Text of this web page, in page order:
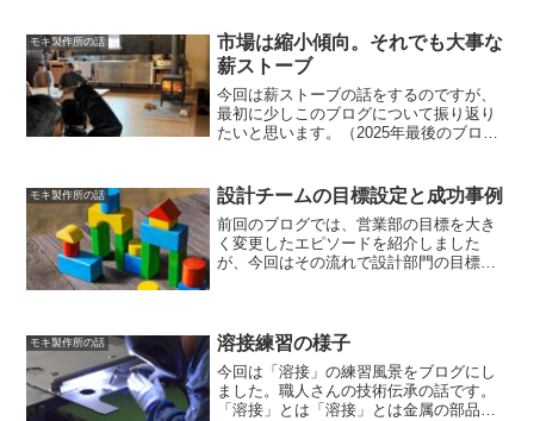
ーブ実演会では毎回なにかしらの振る舞
い（料理）に挑戦して...
モキ製作所の話
市場は縮小傾向。それでも大事な
薪ストーブ
今回は薪ストーブの話をするのですが、
最初に少しこのブログについて振り返り
たいと思います。（2025年最後のブログ
新頻度は下がりました。最近は月に1回は
更新することを意...
モキ製作所の話 設計チームの目標設定と成功事例
前回のブログでは、営業部の目標を大き
く変更したエピソードを紹介しました
が、今回はその流れで設計部門の目標に
いのではないでしょうか。モ...
モキ製作所の話 溶接練習の様子
今回は「溶接」の練習風景をブログにし
ました。職人さんの技術伝承の話です。
「溶接」とは「溶接」とは金属の部品と